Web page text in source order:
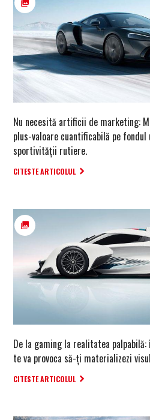
Nu necesită artificii de marketing:
plus-valoare cuantificabilă pe
sportivității rutiere.
CITESTE ARTICOLUL
De la gaming la realitatea palpabilă:
te va provoca să-ți materializezi
CITESTE ARTICOLUL